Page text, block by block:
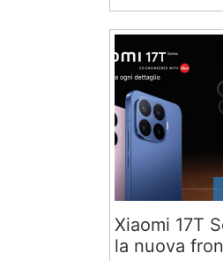
Xiaomi 17T
la nuova